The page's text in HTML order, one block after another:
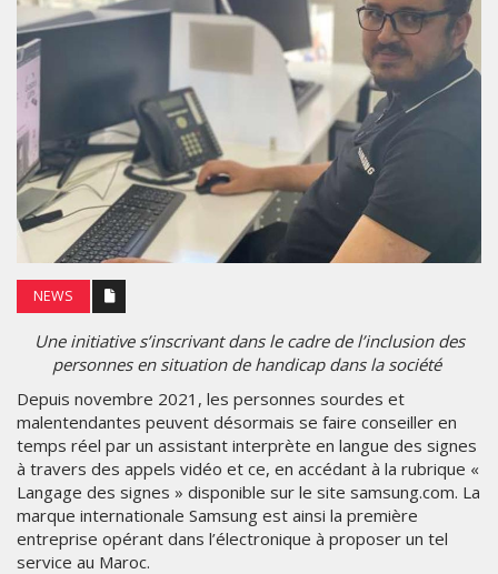
NEWS
Une initiative s’inscrivant dans le cadre de l’inclusion des
personnes en situation de handicap dans la société
Depuis novembre 2021, les personnes sourdes et
malentendantes peuvent désormais se faire conseiller en
temps réel par un assistant interprète en langue des signes
à travers des appels vidéo et ce, en accédant à la rubrique «
Langage des signes » disponible sur le site samsung.com. La
marque internationale Samsung est ainsi la première
entreprise opérant dans l’électronique à proposer un tel
service au Maroc.